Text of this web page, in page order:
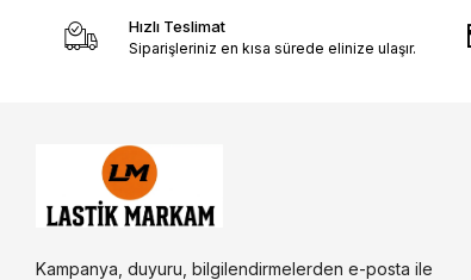
Hızlı Teslimat
Siparişleriniz en kısa sürede elinize ulaşır.
Kampanya, duyuru, bilgilendirmelerden e-posta ile